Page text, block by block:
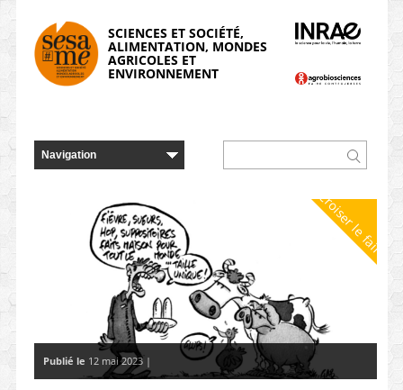
SCIENCES ET SOCIÉTÉ,
ALIMENTATION, MONDES
AGRICOLES ET
ENVIRONNEMENT
Croiser le faire
Publié le 12 mai 2023 |